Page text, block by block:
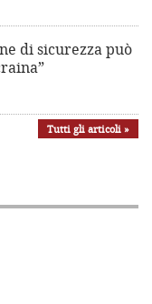
di sicurezza può
Tutti gli articoli »